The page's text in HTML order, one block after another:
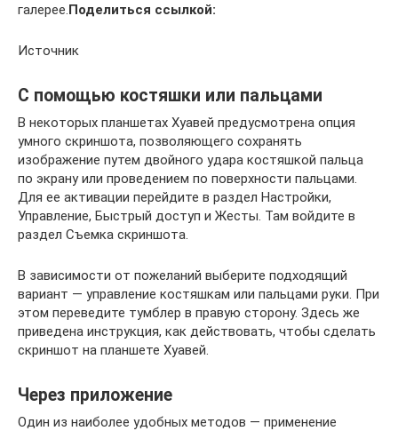
галерее.Поделиться ссылкой:
Источник
С помощью костяшки или пальцами
В некоторых планшетах Хуавей предусмотрена опция
умного скриншота, позволяющего сохранять
изображение путем двойного удара костяшкой пальца
по экрану или проведением по поверхности пальцами.
Для ее активации перейдите в раздел Настройки,
Управление, Быстрый доступ и Жесты. Там войдите в
раздел Съемка скриншота.
В зависимости от пожеланий выберите подходящий
вариант — управление костяшкам или пальцами руки. При
этом переведите тумблер в правую сторону. Здесь же
приведена инструкция, как действовать, чтобы сделать
скриншот на планшете Хуавей.
Через приложение
Один из наиболее удобных методов — применение